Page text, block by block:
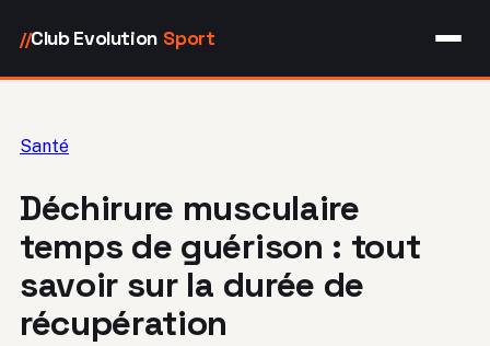
//Club Evolution Sport
Santé
Déchirure musculaire
temps de guérison : tout
savoir sur la durée de
récupération